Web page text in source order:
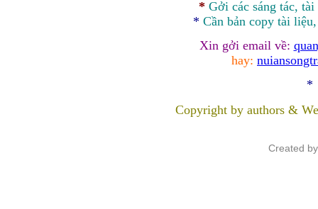
* Gởi các sáng tác,
* Cần bản copy tài
Xin gởi email về:
hay:
*
Copyright by authors &
Created